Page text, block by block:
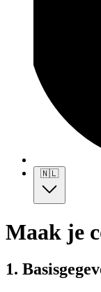
🇳🇱
Maak je
1.